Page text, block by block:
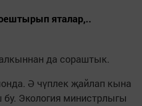
яталар,..
да сораштык.
Ә чүплек җайлап кына
Экология министрлыгы